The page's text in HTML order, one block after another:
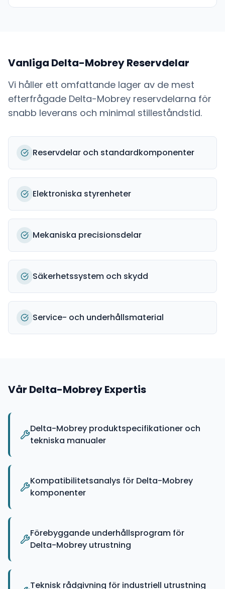
Vanliga Delta-MobreyReservdelar
Vi håller ett omfattande lager av de mest
efterfrågade Delta-Mobrey reservdelarna för
snabb leverans och minimal stilleståndstid.
Reservdelar och standardkomponenter
Elektroniska styrenheter
Mekaniska precisionsdelar
Säkerhetssystem och skydd
Service- och underhållsmaterial
Vår Delta-MobreyExpertis
Delta-Mobrey produktspecifikationer och
tekniska manualer
Kompatibilitetsanalys för Delta-Mobrey
komponenter
Förebyggande underhållsprogram för
Delta-Mobrey utrustning
Teknisk rådgivning för industriell utrustning